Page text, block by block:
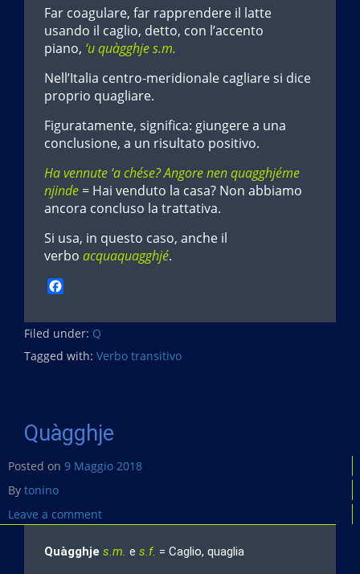
Far coagulare, far rapprendere il latte
usando il caglio, detto, con l’accento
piano, ‘u quàgghjes.m.
Nell’Italia centro-meridionale cagliare si dice
proprio quagliare.
Figuratamente, significa: giungere a una
conclusione, a un risultato positivo.
Ha vennute ‘a chése? Angore nen quagghjéme
njinde = Hai venduto la casa? Non abbiamo
ancora concluso la trattativa.
Si usa, in questo caso, anche il
verbo acquaquagghjé.
c
e
b
Filed under: Q
Tagged with: Verbo transitivo
Quàgghje
Posted on 9 Maggio 2018
By tonino
Leave a comment
Quàgghje s.m. e s.f. = Caglio, quaglia